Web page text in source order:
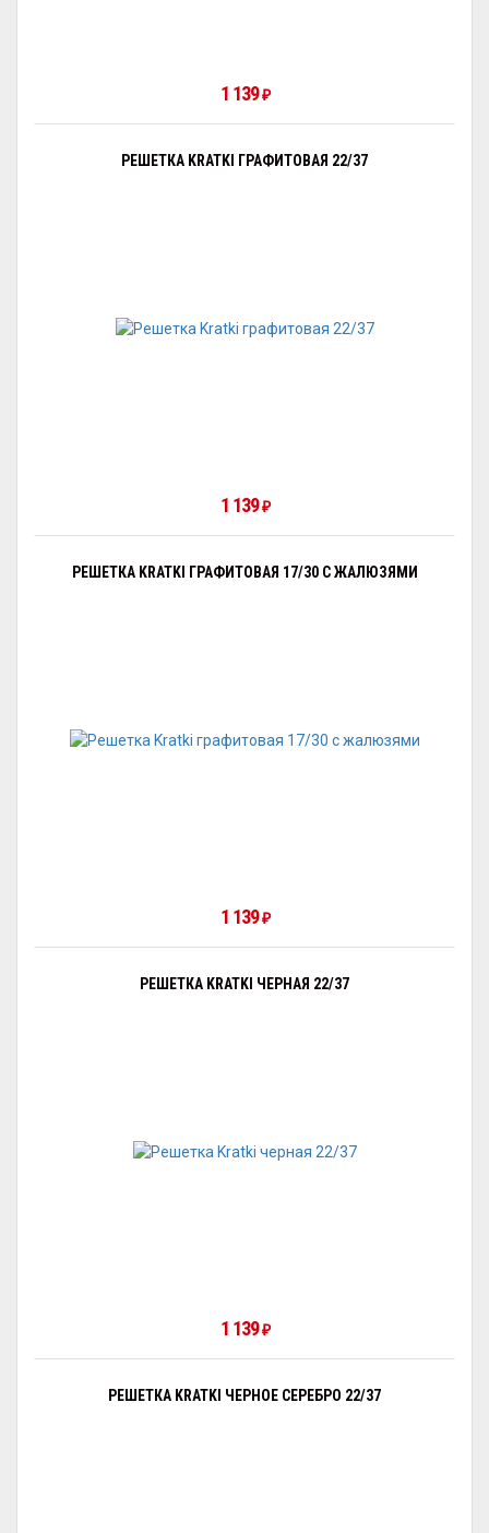
1 139₽
РЕШЕТКА KRATKI ГРАФИТОВАЯ 22/37
1 139₽
РЕШЕТКА KRATKI ГРАФИТОВАЯ 17/30 С ЖАЛЮЗЯМИ
1 139₽
РЕШЕТКА KRATKI ЧЕРНАЯ 22/37
1 139₽
РЕШЕТКА KRATKI ЧЕРНОЕ СЕРЕБРО 22/37